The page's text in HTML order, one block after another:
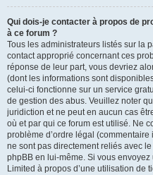
Qui dois-je contacter à propos de
à ce forum ?
Tous les administrateurs listés sur la
contact approprié concernant ces
réponse de leur part, vous devriez
(dont les informations sont
celui-ci fonctionne sur un service
de gestion des abus. Veuillez noter
juridiction et ne peut en aucun cas
où et par qui ce forum est utilisé. Ne
problème d’ordre légal
ne sont pas directement reliés avec
phpBB en lui-même. Si vous
Limited à propos d’une utilisation de